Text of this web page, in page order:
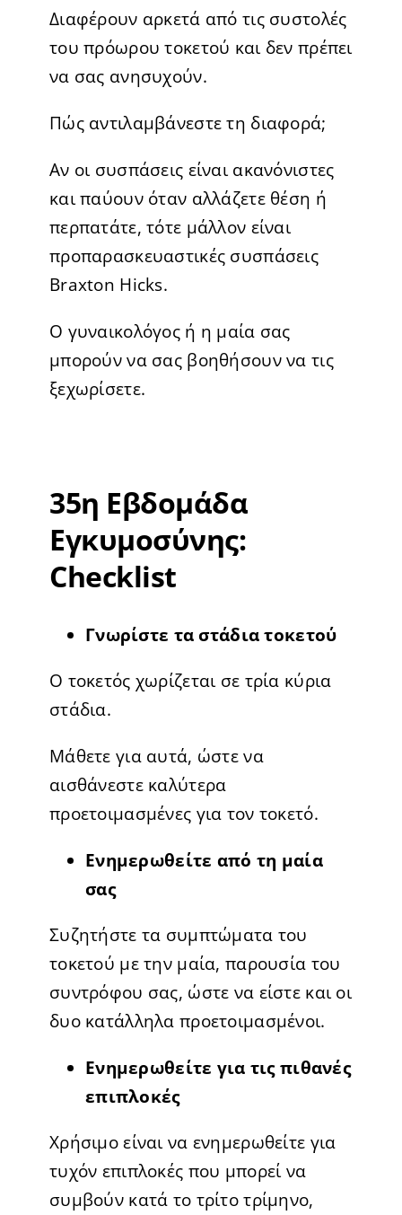
Διαφέρουν αρκετά από τις συστολές
του πρόωρου τοκετού και δεν πρέπει
να σας ανησυχούν.
Πώς αντιλαμβάνεστε τη διαφορά;
Αν οι συσπάσεις είναι ακανόνιστες
και παύουν όταν αλλάζετε θέση ή
περπατάτε, τότε μάλλον είναι
προπαρασκευαστικές συσπάσεις
Braxton Hicks.
Ο γυναικολόγος ή η μαία σας
μπορούν να σας βοηθήσουν να τις
ξεχωρίσετε.
35η Εβδομάδα
Εγκυμοσύνης:
Checklist
Γνωρίστε τα στάδια τοκετού
Ο τοκετός χωρίζεται σε τρία κύρια
στάδια.
Μάθετε για αυτά, ώστε να
αισθάνεστε καλύτερα
προετοιμασμένες για τον τοκετό.
Ενημερωθείτε από τη μαία
σας
Συζητήστε τα συμπτώματα του
τοκετού με την μαία, παρουσία του
συντρόφου σας, ώστε να είστε και οι
δυο κατάλληλα προετοιμασμένοι.
Ενημερωθείτε για τις πιθανές
επιπλοκές
Χρήσιμο είναι να ενημερωθείτε για
τυχόν επιπλοκές που μπορεί να
συμβούν κατά το τρίτο τρίμηνο,